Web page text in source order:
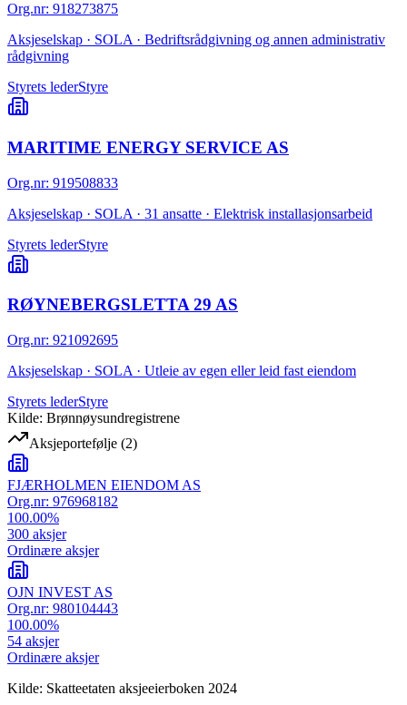
Org.nr: 918273875
Aksjeselskap · SOLA · Bedriftsrådgivning og annen administrativ
rådgivning
Styrets lederStyre
MARITIME ENERGY SERVICE AS
Org.nr: 919508833
Aksjeselskap · SOLA · 31 ansatte · Elektrisk installasjonsarbeid
Styrets lederStyre
RØYNEBERGSLETTA 29 AS
Org.nr: 921092695
Aksjeselskap · SOLA · Utleie av egen eller leid fast eiendom
Styrets lederStyre
Kilde: Brønnøysundregistrene
Aksjeportefølje (2)
FJÆRHOLMEN EIENDOM AS
Org.nr: 976968182
100.00%
300 aksjer
Ordinære aksjer
OJN INVEST AS
Org.nr: 980104443
100.00%
54 aksjer
Ordinære aksjer
Kilde: Skatteetaten aksjeeierboken 2024